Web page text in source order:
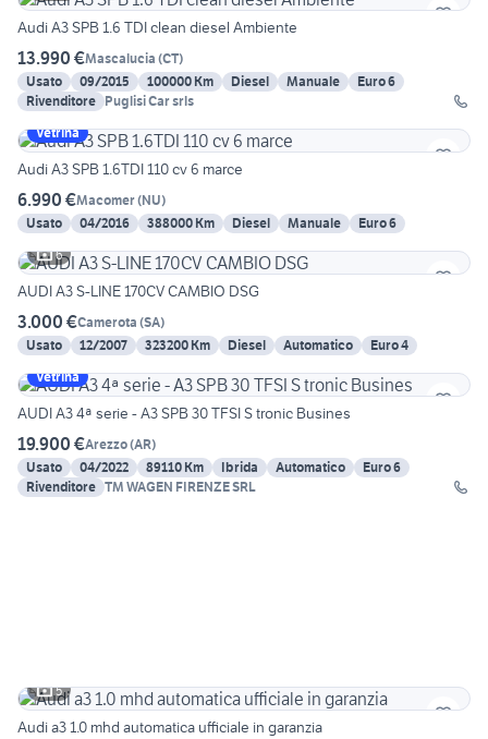
Audi A3 SPB 1.6 TDI clean diesel Ambiente
13.990 €Mascalucia (CT)
Usato
09/2015 100000 Km Diesel Manuale
Euro 6
Rivenditore Puglisi Car srls
Vetrina
Audi A3 SPB 1.6TDI 110 cv 6 marce
6.990 €Macomer(NU)
Usato
04/2016 388000 Km Diesel Manuale
Euro 6
6
AUDI A3 S-LINE 170CV CAMBIO DSG
3.000 €Camerota (SA)
Usato
12/2007 323200 Km Diesel Automatico
Euro 4
Vetrina
AUDI A3 4ª serie - A3 SPB 30 TFSI S tronic Busines
19.900 €Arezzo(AR)
Usato
04/2022 89110 Km Ibrida Automatico
Euro 6
Rivenditore TM WAGEN FIRENZE SRL
5
Audi a3 1.0 mhd automatica ufficiale in garanzia